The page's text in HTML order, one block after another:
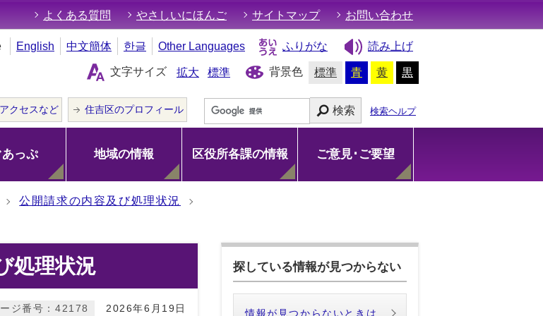
よくある質問 やさしいにほんご サイトマップ お問い合わせ
English 中文簡体 한글 Other Languages ふりがな 読み上げ
文字サイズ 拡大 標準 背景色 標準 青 黄 黒
クセスなど 住吉区のプロフィール 検索 検索ヘルプ
っぷ 地域の情報 区役所各課の情報 ご意見･ご要望
公開請求の内容及び処理状況
処理状況
2026年6月19日
ジ番号：42178
探している情報が見つからない
情報が見つからないときは